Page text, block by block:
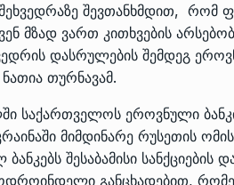
შევთანხმდით, რომ
მზად ვართ კითხვების
დასრულების შემდეგ
თურნავამ.
საქართველოს ეროვნული
მიმდინარე რუსეთის
შესაბამისი
განცხადებით,